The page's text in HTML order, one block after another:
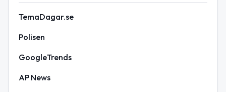
TemaDagar.se
Polisen
GoogleTrends
AP News